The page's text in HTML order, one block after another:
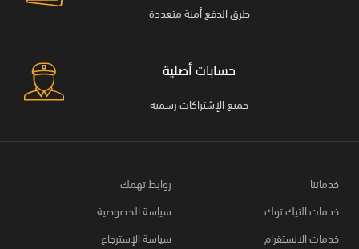
طرق الدفع أمنة متعددة
حسابات أصلية
جميع الإشتراكات رسمية
خدماتنا
خدمات التيك توك
خدمات الانستقرام
روابط تهمك
سياسة الخصوصية
سياسة الإسترجاع